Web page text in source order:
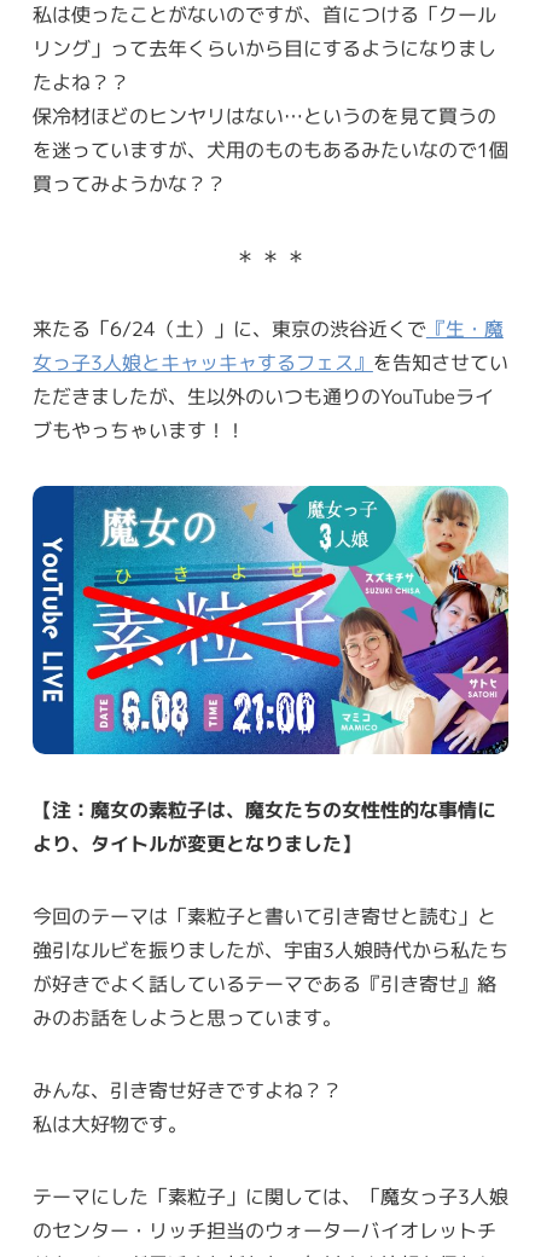
私は使ったことがないのですが、首につける「クール
リング」って去年くらいから目にするようになりまし
たよね？？
保冷材ほどのヒンヤリはない…というのを見て買うの
を迷っていますが、犬用のものもあるみたいなので1個
買ってみようかな？？
＊ ＊ ＊
来たる「6/24（土）」に、東京の渋谷近くで『生・魔
女っ子3人娘とキャッキャするフェス』 を告知させてい
ただきましたが、生以外のいつも通りのYouTubeライ
ブもやっちゃいます！！
【注：魔女の素粒子は、魔女たちの女性性的な事情に
より、タイトルが変更となりました】
今回のテーマは「素粒子と書いて引き寄せと読む」と
強引なルビを振りましたが、宇宙3人娘時代から私たち
が好きでよく話しているテーマである『引き寄せ』絡
みのお話をしようと思っています。
みんな、引き寄せ好きですよね？？
私は大好物です。
テーマにした「素粒子」に関しては、「魔女っ子3人娘
のセンター・リッチ担当のウォーターバイオレットチ